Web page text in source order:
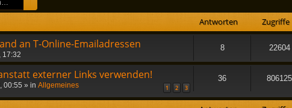
Antworten Zugriffe
an T-Online-Emailadressen
17:32
8 22604
externer Links verwenden!
00:55 » in Allgemeines 1 2 3
36 806125